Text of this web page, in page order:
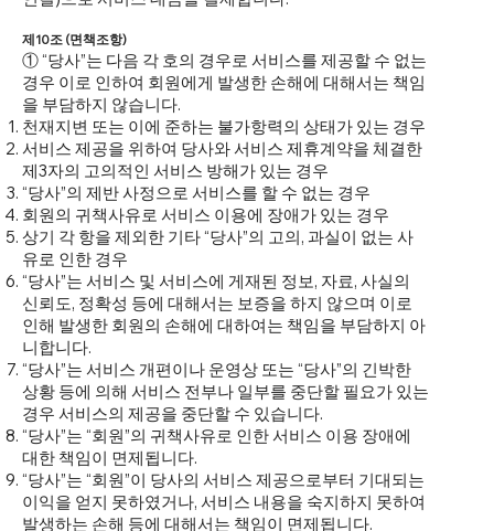
제10조 (면책조항)
① “당사”는 다음 각 호의 경우로 서비스를 제공할 수 없는
경우 이로 인하여 회원에게 발생한 손해에 대해서는 책임
을 부담하지 않습니다.
천재지변 또는 이에 준하는 불가항력의 상태가 있는 경우
서비스 제공을 위하여 당사와 서비스 제휴계약을 체결한
제3자의 고의적인 서비스 방해가 있는 경우
“당사”의 제반 사정으로 서비스를 할 수 없는 경우
회원의 귀책사유로 서비스 이용에 장애가 있는 경우
상기 각 항을 제외한 기타 “당사”의 고의, 과실이 없는 사
유로 인한 경우
“당사”는 서비스 및 서비스에 게재된 정보, 자료, 사실의
신뢰도, 정확성 등에 대해서는 보증을 하지 않으며 이로
인해 발생한 회원의 손해에 대하여는 책임을 부담하지 아
니합니다.
“당사”는 서비스 개편이나 운영상 또는 “당사”의 긴박한
상황 등에 의해 서비스 전부나 일부를 중단할 필요가 있는
경우 서비스의 제공을 중단할 수 있습니다.
“당사”는 “회원”의 귀책사유로 인한 서비스 이용 장애에
대한 책임이 면제됩니다.
“당사”는 “회원”이 당사의 서비스 제공으로부터 기대되는
이익을 얻지 못하였거나, 서비스 내용을 숙지하지 못하여
발생하는 손해 등에 대해서는 책임이 면제됩니다.